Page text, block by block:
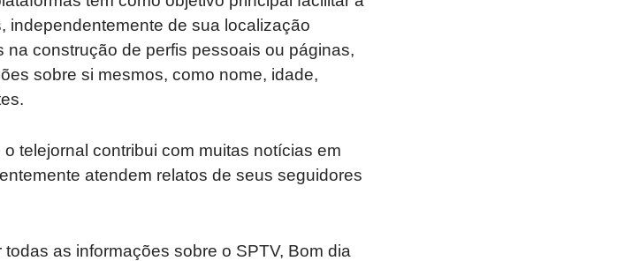
de sua localização
construção de perfis pessoais ou páginas,
sobre si mesmos, como nome, idade,
telejornal contribui com muitas notícias em
atendem relatos de seus seguidores
as informações sobre o SPTV, Bom dia